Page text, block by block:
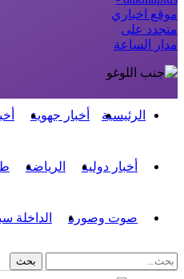
موقع اخباري
متجدد على
مدار الساعة
الرئيسية أخبار جهوية
أخبار دولية الرياضة
صوت وصورة الداخلة